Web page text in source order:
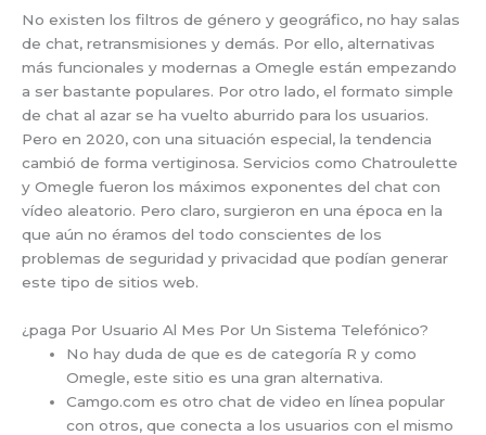
No existen los filtros de género y geográfico, no hay salas
de chat, retransmisiones y demás. Por ello, alternativas
más funcionales y modernas a Omegle están empezando
a ser bastante populares. Por otro lado, el formato simple
de chat al azar se ha vuelto aburrido para los usuarios.
Pero en 2020, con una situación especial, la tendencia
cambió de forma vertiginosa. Servicios como Chatroulette
y Omegle fueron los máximos exponentes del chat con
vídeo aleatorio. Pero claro, surgieron en una época en la
que aún no éramos del todo conscientes de los
problemas de seguridad y privacidad que podían generar
este tipo de sitios web.
¿paga Por Usuario Al Mes Por Un Sistema Telefónico?
No hay duda de que es de categoría R y como
Omegle, este sitio es una gran alternativa.
Camgo.com es otro chat de video en línea popular
con otros, que conecta a los usuarios con el mismo